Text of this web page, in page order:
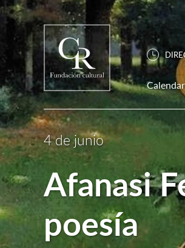
4 de junio
Afanasi
poesía